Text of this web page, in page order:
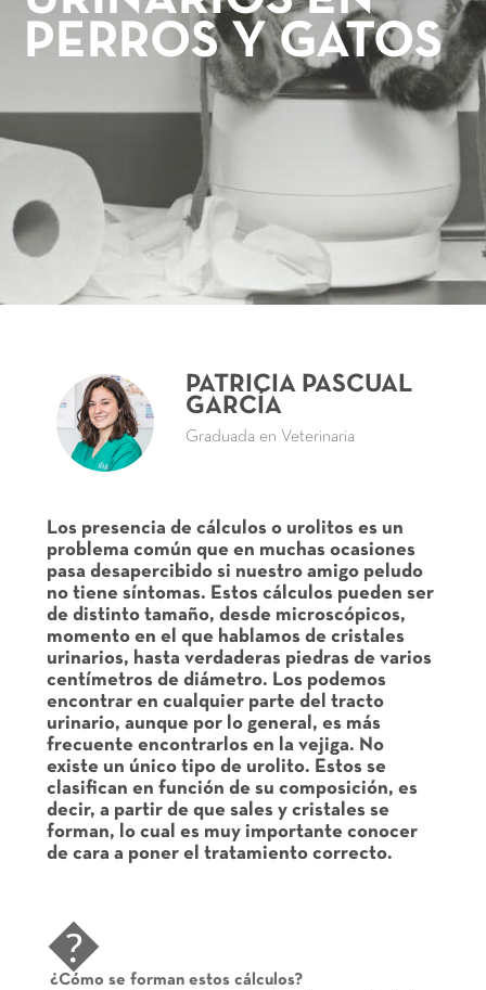
PERROS Y GATOS
PATRICIA PASCUAL
GARCÍA
Graduada en Veterinaria
Los presencia de cálculos o urolitos es un
problema común que en muchas ocasiones
pasa desapercibido si nuestro amigo peludo
no tiene síntomas. Estos cálculos pueden ser
de distinto tamaño, desde microscópicos,
momento en el que hablamos de cristales
urinarios, hasta verdaderas piedras de varios
centímetros de diámetro. Los podemos
encontrar en cualquier parte del tracto
urinario, aunque por lo general, es más
frecuente encontrarlos en la vejiga. No
existe un único tipo de urolito. Estos se
clasifican en función de su composición, es
decir, a partir de que sales y cristales se
forman, lo cual es muy importante conocer
de cara a poner el tratamiento correcto.
�
¿Cómo se forman estos cálculos?